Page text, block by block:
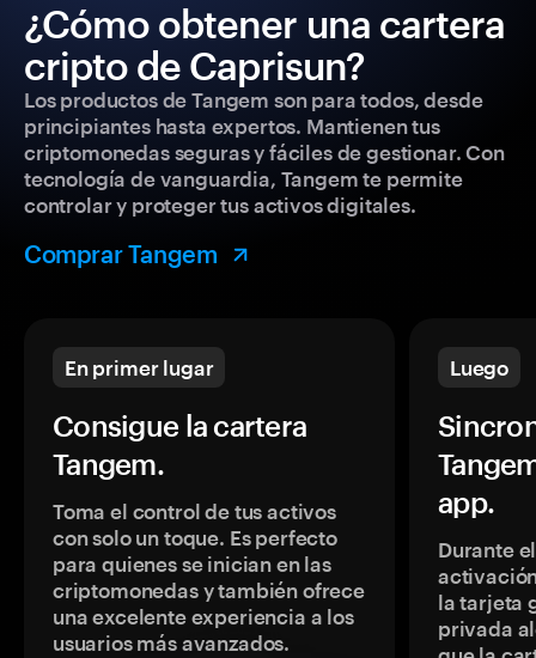
¿Cómo obtener una cartera
cripto de Caprisun?
Los productos de Tangem son para todos, desde
principiantes hasta expertos. Mantienen tus
criptomonedas seguras y fáciles de gestionar. Con
tecnología de vanguardia, Tangem te permite
controlar y proteger tus activos digitales.
Comprar Tangem
En primer lugar
Consigue la cartera
Tangem.
Toma el control de tus activos
con solo un toque. Es perfecto
para quienes se inician en las
criptomonedas y también ofrece
una excelente experiencia a los
usuarios más avanzados.
Luego
app.
Durante
la tarjeta
privada